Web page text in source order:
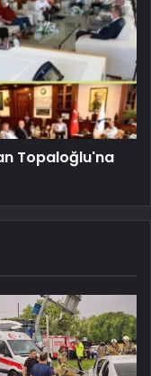
Topaloğlu'na